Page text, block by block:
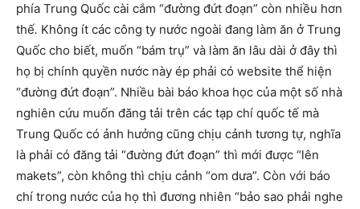
phía Trung Quốc cài cắm “đường đứt đoạn” còn nhiều hơn
thế. Không ít các công ty nước ngoài đang làm ăn ở Trung
Quốc cho biết, muốn “bám trụ” và làm ăn lâu dài ở đây thì
họ bị chính quyền nước này ép phải có website thể hiện
“đường đứt đoạn”. Nhiều bài báo khoa học của một số nhà
nghiên cứu muốn đăng tải trên các tạp chí quốc tế mà
Trung Quốc có ảnh hưởng cũng chịu cảnh tương tự, nghĩa
là phải có đăng tải “đường đứt đoạn” thì mới được “lên
makets”, còn không thì chịu cảnh “om dưa”. Còn với báo
chí trong nước của họ thì đương nhiên “bảo sao phải nghe